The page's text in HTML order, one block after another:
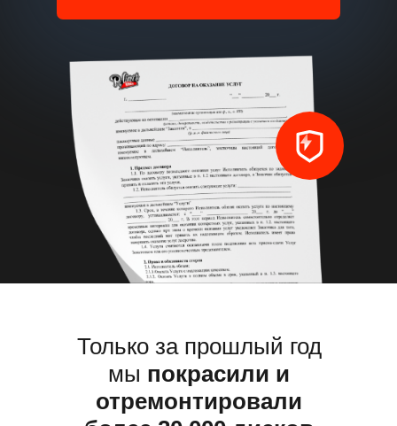
Только за прошлый год
и отремонтировали
дисков
Только за прошлый год
мы покрасили и
отремонтировали